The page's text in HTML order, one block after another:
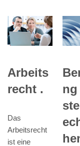
Arbeits
recht .
Das
Arbeitsrecht
ist eine
ng